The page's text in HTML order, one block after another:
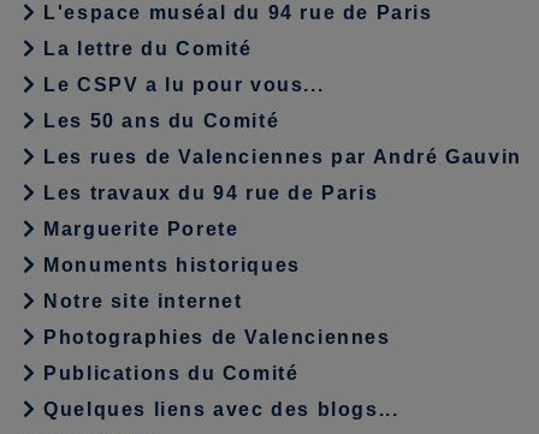
L'espace muséal du 94 rue de Paris
La lettre du Comité
Le CSPV a lu pour vous...
Les 50 ans du Comité
Les rues de Valenciennes par André Gauvin
Les travaux du 94 rue de Paris
Marguerite Porete
Monuments historiques
Notre site internet
Photographies de Valenciennes
Publications du Comité
Quelques liens avec des blogs...